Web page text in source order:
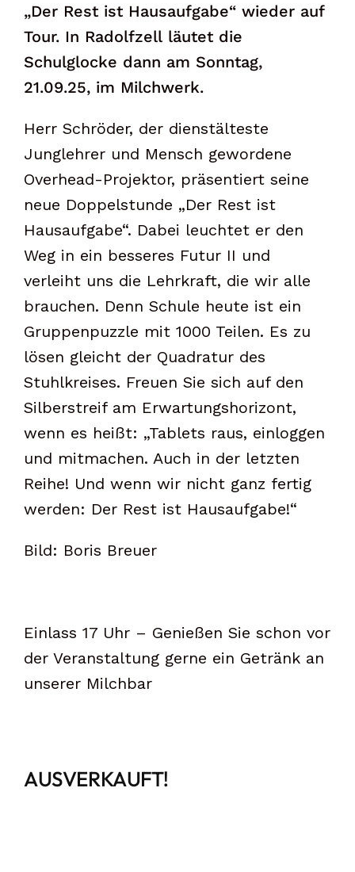
„Der Rest ist Hausaufgabe“ wieder auf
Tour. In Radolfzell läutet die
Schulglocke dann am Sonntag,
21.09.25, im Milchwerk.
Herr Schröder, der dienstälteste
Junglehrer und Mensch gewordene
Overhead-Projektor, präsentiert seine
neue Doppelstunde „Der Rest ist
Hausaufgabe“. Dabei leuchtet er den
Weg in ein besseres Futur II und
verleiht uns die Lehrkraft, die wir alle
brauchen. Denn Schule heute ist ein
Gruppenpuzzle mit 1000 Teilen. Es zu
lösen gleicht der Quadratur des
Stuhlkreises. Freuen Sie sich auf den
Silberstreif am Erwartungshorizont,
wenn es heißt: „Tablets raus, einloggen
und mitmachen. Auch in der letzten
Reihe! Und wenn wir nicht ganz fertig
werden: Der Rest ist Hausaufgabe!“
Bild: Boris Breuer
Einlass 17 Uhr – Genießen Sie schon vor
der Veranstaltung gerne ein Getränk an
unserer Milchbar
AUSVERKAUFT!